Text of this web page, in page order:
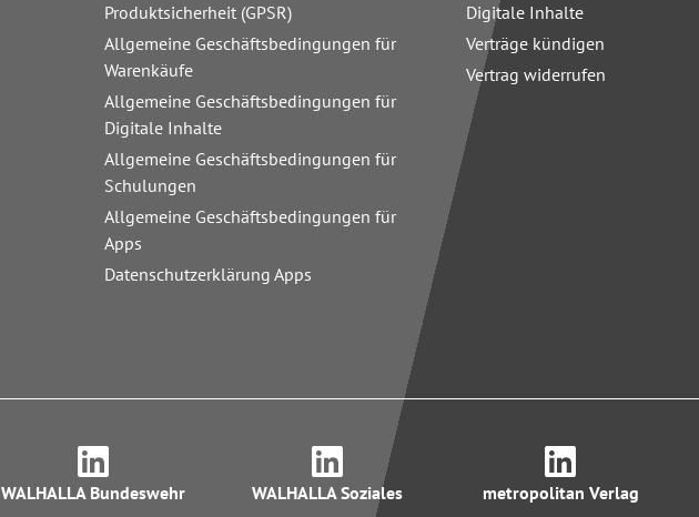
Produktsicherheit (GPSR)
Allgemeine Geschäftsbedingungen für
Warenkäufe
Allgemeine Geschäftsbedingungen für
Digitale Inhalte
Allgemeine Geschäftsbedingungen für
Schulungen
Allgemeine Geschäftsbedingungen für
Apps
Datenschutzerklärung Apps
Digitale Inhalte
Verträge kündigen
Vertrag widerrufen
WALHALLA Bundeswehr WALHALLA Soziales metropolitan Verlag